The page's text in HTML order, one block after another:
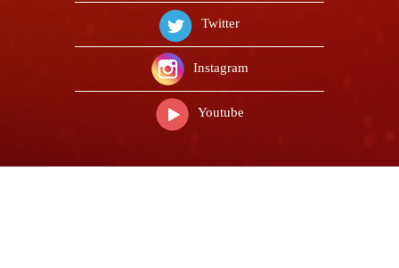
Twitter
Instagram
Youtube